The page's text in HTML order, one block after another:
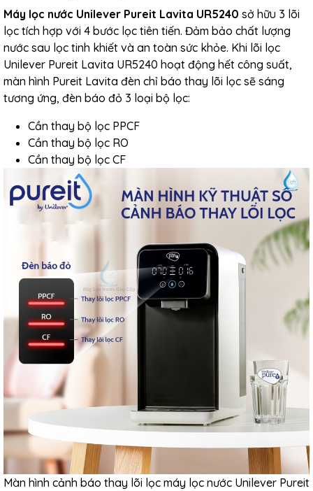
Máy lọc nước Unilever Pureit Lavita UR5240 sở hữu 3 lõi
lọc tích hợp với 4 bước lọc tiên tiến. Đảm bảo chất lượng
nước sau lọc tinh khiết và an toàn sức khỏe. Khi lõi lọc
Unilever Pureit Lavita UR5240 hoạt động hết công suất,
màn hình Pureit Lavita đèn chỉ báo thay lõi lọc sẽ sáng
tương ứng, đèn báo đỏ 3 loại bộ lọc:
Cần thay bộ lọc PPCF
Cần thay bộ lọc RO
Cần thay bộ lọc CF
Màn hình cảnh báo thay lõi lọc máy lọc nước Unilever Pureit